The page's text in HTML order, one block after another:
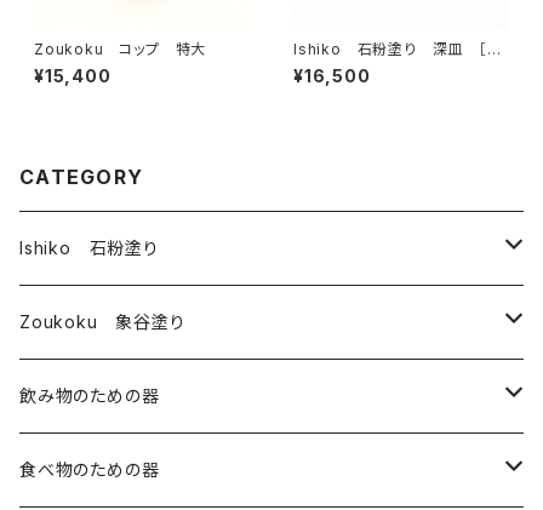
Zoukoku コップ 特大
¥15,400
Ishiko 石粉塗り 深皿 ［単
色］
¥16,500
CATEGORY
Ishiko 石粉塗り
皿
コップ
箸・その他
Zoukoku 象谷塗り
酒器
コップ
飲み物のための器
コップ・湯のみ
食べ物のための器